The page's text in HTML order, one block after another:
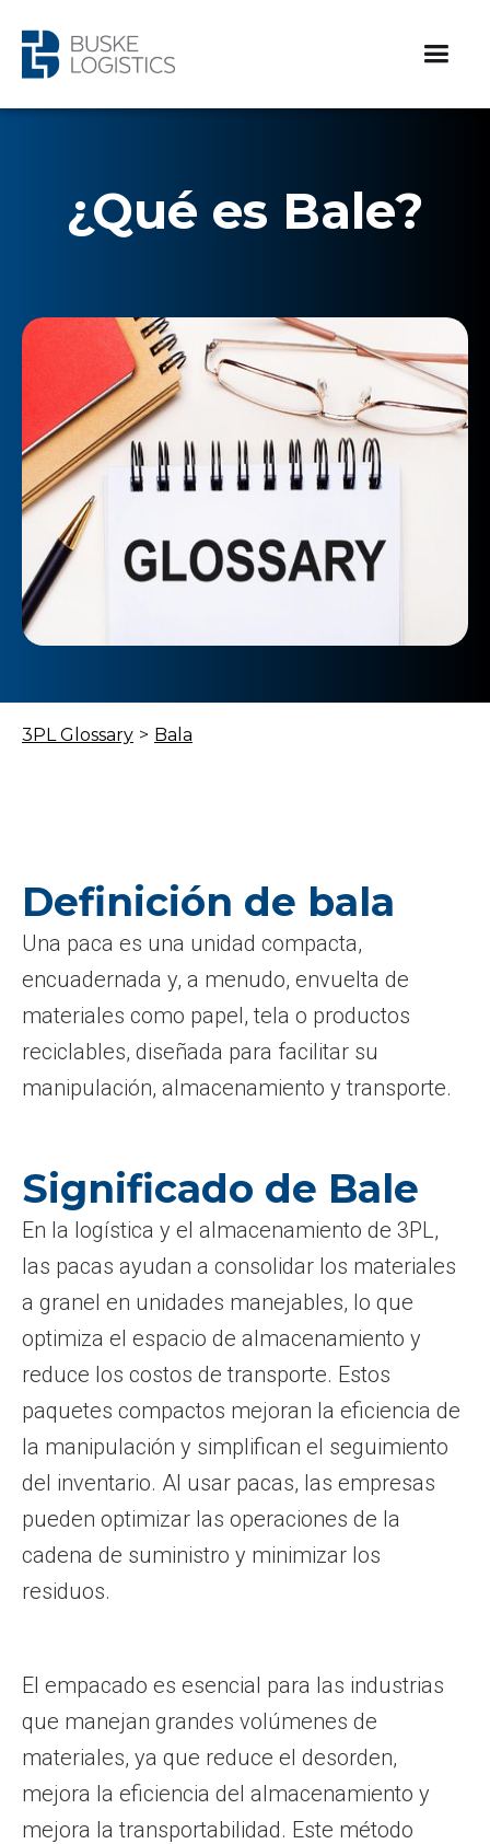
¿Qué es Bale?
3PL Glossary > Bala
Definición de bala
Una paca es una unidad compacta,
encuadernada y, a menudo, envuelta de
materiales como papel, tela o productos
reciclables, diseñada para facilitar su
manipulación, almacenamiento y transporte.
Significado de Bale
En la logística y el almacenamiento de 3PL,
las pacas ayudan a consolidar los materiales
a granel en unidades manejables, lo que
optimiza el espacio de almacenamiento y
reduce los costos de transporte. Estos
paquetes compactos mejoran la eficiencia de
la manipulación y simplifican el seguimiento
del inventario. Al usar pacas, las empresas
pueden optimizar las operaciones de la
cadena de suministro y minimizar los
residuos.
El empacado es esencial para las industrias
que manejan grandes volúmenes de
materiales, ya que reduce el desorden,
mejora la eficiencia del almacenamiento y
mejora la transportabilidad. Este método